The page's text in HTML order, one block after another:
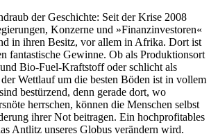
der Geschichte: Seit der Krise 2008
Konzerne und »Finanzinvestoren«
in ihren Besitz, vor allem in Afrika. Dort ist
fantastische Gewinne. Ob als Produktionsort
Bio-Fuel-Kraftstoff oder schlicht als
Wettlauf um die besten Böden ist in vollem
bestürzend, denn gerade dort, wo
herrschen, können die Menschen selbst
ihrer Not beitragen. Ein hochprofitables
Antlitz unseres Globus verändern wird.